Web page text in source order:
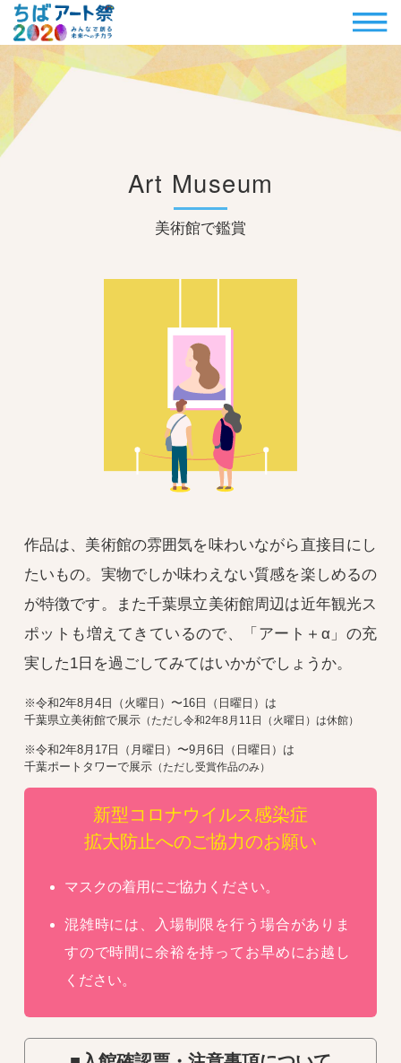
Art Museum
美術館で鑑賞
作品は、美術館の雰囲気を味わいながら直接目にし
たいもの。実物でしか味わえない質感を楽しめるの
が特徴です。また千葉県立美術館周辺は近年観光ス
ポットも増えてきているので、「アート＋α」の充
実した1日を過ごしてみてはいかがでしょうか。
※令和2年8月4日（火曜日）〜16日（日曜日）は
千葉県立美術館で展示（ただし令和2年8月11日（火曜日）は休館）
※令和2年8月17日（月曜日）〜9月6日（日曜日）は
千葉ポートタワーで展示（ただし受賞作品のみ）
新型コロナウイルス感染症
拡大防止へのご協力のお願い
マスクの着用にご協力ください。
混雑時には、入場制限を行う場合がありま
すので時間に余裕を持ってお早めにお越し
ください。